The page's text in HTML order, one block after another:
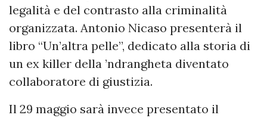
legalità e del contrasto alla criminalità
organizzata. Antonio Nicaso presenterà il
libro “Un’altra pelle”, dedicato alla storia di
un ex killer della ’ndrangheta diventato
collaboratore di giustizia.
Il 29 maggio sarà invece presentato il